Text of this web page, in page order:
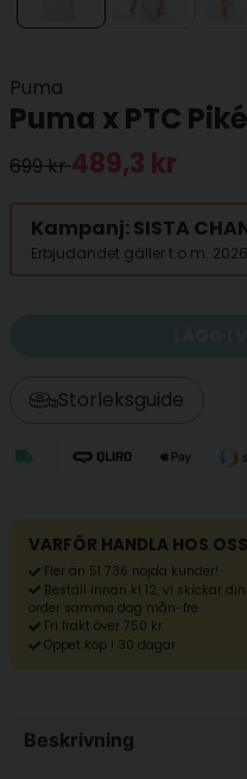
Puma
Puma x PTC
699 kr489,3 kr
Kampanj: SISTA
Erbjudandet gäller t.o.m.
Storleksguide
VARFÖR HANDLA HOS
Fler än 51 736 nöjda kunder!
Beställ innan kl 12, vi skickar din
order samma dag mån-fre
Fri frakt över 750 kr
Öppet köp i 30 dagar
Beskrivning